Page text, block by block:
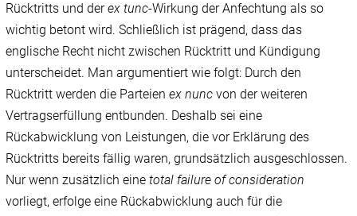
Rücktritts und derex tunc-Wirkung der Anfechtung als so
wichtig betont wird. Schließlich ist prägend, dass das
englische Recht nicht zwischen Rücktritt und Kündigung
unterscheidet. Man argumentiert wie folgt: Durch den
Rücktritt werden die Parteienex nunc von der weiteren
Vertragserfüllung entbunden. Deshalb sei eine
Rückabwicklung von Leistungen, die vor Erklärung des
Rücktritts bereits fällig waren, grundsätzlich ausgeschlossen.
Nur wenn zusätzlich einetotal failure of consideration
vorliegt, erfolge eine Rückabwicklung auch für die